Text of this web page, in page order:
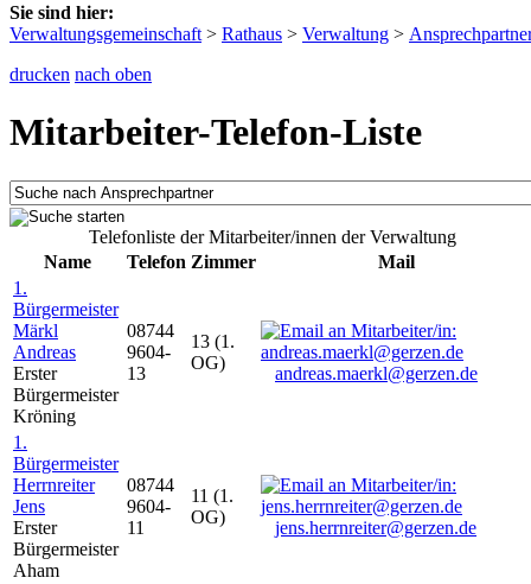
Sie sind hier:
Verwaltungsgemeinschaft > Rathaus > Verwaltung >
drucken nach oben
Mitarbeiter-Telefon-Liste
Telefonliste der Mitarbeiter/innen der Verwaltung
Name
Telefon Zimmer
Mail
1.
Bürgermeister
Märkl
Andreas
Erster
Bürgermeister
Kröning
08744
9604-
13
13 (1.
OG)
andreas.maerkl@gerzen.de
1.
Bürgermeister
Herrnreiter
Jens
Erster
Bürgermeister
Aham
08744
9604-
11
11 (1.
OG)
jens.herrnreiter@gerzen.de